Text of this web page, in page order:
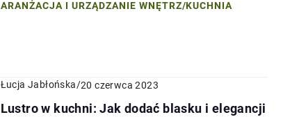
ARANŻACJA I URZĄDZANIE WNĘTRZ/KUCHNIA
Łucja Jabłońska/20 czerwca 2023
Lustro w kuchni: Jak dodać blasku i elegancji